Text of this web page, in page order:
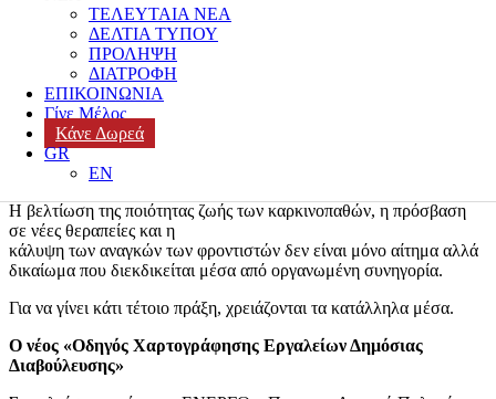
ΤΕΛΕΥΤΑΙΑ ΝΕΑ
ΔΕΛΤΙΑ ΤΥΠΟΥ
ΠΡΟΛΗΨΗ
ΔΙΑΤΡΟΦΗ
ΕΠΙΚΟΙΝΩΝΙΑ
Γίνε Μέλος
Κάνε Δωρεά
GR
EN
ενσυναίσθηση,κοινωνική αλληλεγγύη
Κόστος υγειονομικής περίθαλψης
Ολιστική Ογκολογική Φροντίδα
ΠΛΗΡΟΦΟΡΗΣΗ,ΤΕΧΝΟΛΟΓΙΑ
Στο
Κέντρο Καθοδήγησης Καρκινοπαθών,
φωνή των ασθενών, των οικογενειών τους και των οργανώσεων
που τους εκπροσωπούν πρέπει να ακούγεται δυνατά εκεί όπου
λαμβάνονται οι αποφάσεις.
Η βελτίωση της ποιότητας ζωής των καρκινοπαθών, η πρόσβαση
σε νέες θεραπείες και η
κάλυψη των αναγκών των φροντιστών δεν είναι μόνο αίτημα αλλά
δικαίωμα που διεκδικείται μέσα από οργανωμένη συνηγορία.
Για να γίνει κάτι τέτοιο πράξη, χρειάζονται τα κατάλληλα μέσα.
Ο νέος «Οδηγός Χαρτογράφησης Εργαλείων Δημόσιας
Διαβούλευσης»